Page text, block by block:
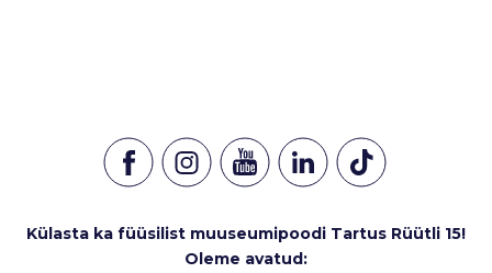
Külasta ka füüsilist muuseumipoodi Tartus Rüütli 15!
Oleme avatud: